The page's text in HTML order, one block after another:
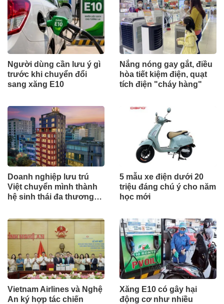
Người dùng cần lưu ý gì
trước khi chuyển đổi
sang xăng E10
Nắng nóng gay gắt, điều
hòa tiết kiệm điện, quạt
tích điện "cháy hàng"
Doanh nghiệp lưu trú
Việt chuyển mình thành
hệ sinh thái đa thương
5 mẫu xe điện dưới 20
triệu đáng chú ý cho năm
học mới
Vietnam Airlines và Nghệ
An ký hợp tác chiến
Xăng E10 có gây hại
động cơ như nhiều